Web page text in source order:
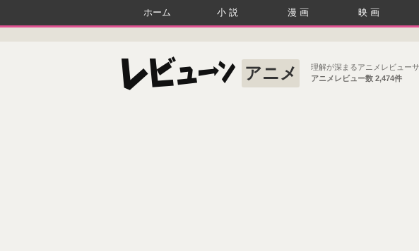
ホーム 小説 漫画 映画
アニメ
理解が深まるアニメレビュー
アニメレビュー数 2,474件